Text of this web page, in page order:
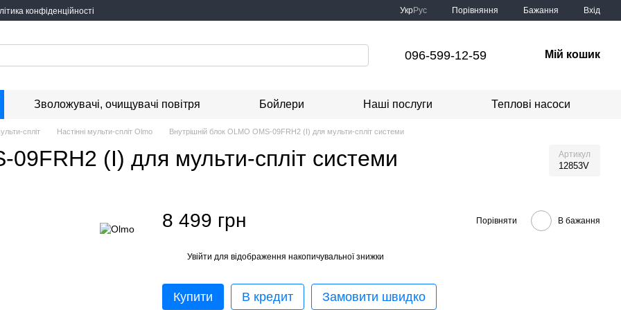
конфіденційності УкрРус Порівняння Бажання Вхід
096-599-12-59 Мій кошик
Зволожувачі, очищувачі повітря Бойлери Наші послуги Теплові насоси
спліт Настінні мульти-спліт Olmo Внутрішній блок OLMO OMS-09FRH2 (I) для мульти-спліт системи
09FRH2 (I) для мульти-спліт системи Артикул
12853V
8 499 грн Порівняти В бажання
Увійти для відображення накопичувальної знижки
Купити В кредит Замовити швидко